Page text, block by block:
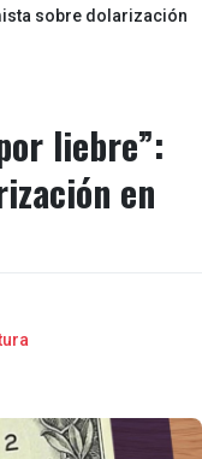
sobre dolarización
liebre”:
en